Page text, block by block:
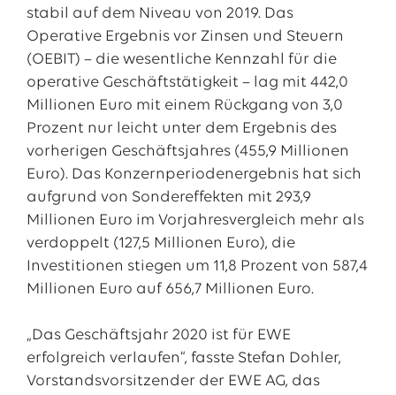
stabil auf dem Niveau von 2019. Das
Operative Ergebnis vor Zinsen und Steuern
(OEBIT) – die wesentliche Kennzahl für die
operative Geschäftstätigkeit – lag mit 442,0
Millionen Euro mit einem Rückgang von 3,0
Prozent nur leicht unter dem Ergebnis des
vorherigen Geschäftsjahres (455,9 Millionen
Euro). Das Konzernperiodenergebnis hat sich
aufgrund von Sondereffekten mit 293,9
Millionen Euro im Vorjahresvergleich mehr als
verdoppelt (127,5 Millionen Euro), die
Investitionen stiegen um 11,8 Prozent von 587,4
Millionen Euro auf 656,7 Millionen Euro.
„Das Geschäftsjahr 2020 ist für EWE
erfolgreich verlaufen“, fasste Stefan Dohler,
Vorstandsvorsitzender der EWE AG, das